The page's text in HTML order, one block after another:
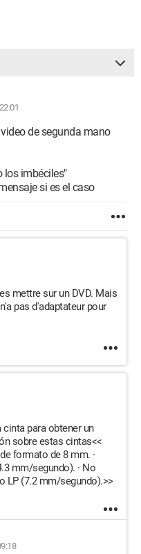
de segunda mano
los imbéciles"
si es el caso
mettre sur un DVD. Mais
pas d'adaptateur pour
para obtener un
sobre estas cintas<<
formato de 8 mm. ·
mm/segundo). · No
LP (7.2 mm/segundo).>>